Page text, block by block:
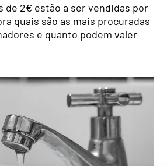
de 2€ estão a ser vendidas por
quais são as mais procuradas
e quanto podem valer